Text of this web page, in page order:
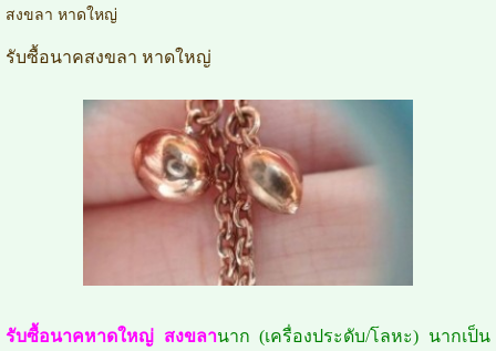
สงขลา หาดใหญ่
รับซื้อนาคสงขลา หาดใหญ่
รับซื้อนาคหาดใหญ่ สงขลานาก (เครื่องประดับ/โลหะ) นากเป็น